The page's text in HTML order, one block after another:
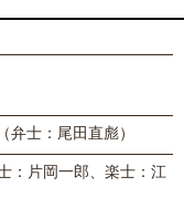
士：尾田直彪）
：片岡一郎、楽士：江